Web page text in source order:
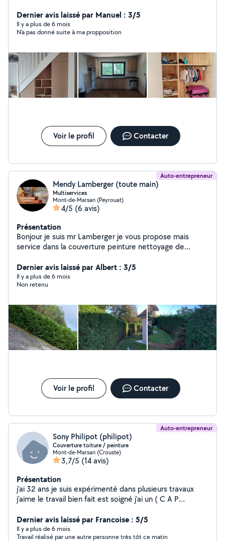
Dernier avis laissé par Manuel : 3/5
Il y a plus de 6 mois
N'a pas donné suite à ma propposition
Voir le profil Contacter
Auto-entrepreneur
Mendy Lamberger (toute main)
Multiservices
Mont-de-Marsan (Peyrouat)
4/5 (6 avis)
Présentation
Bonjour je suis mr Lamberger je vous propose mais
service dans la couverture peinture nettoyage de
24/24
Dernier avis laissé par Albert : 3/5
Il y a plus de 6 mois
Non retenu
Voir le profil Contacter
Auto-entrepreneur
Sony Philipot (philipot)
Couverture toiture / peinture
Mont-de-Marsan (Crouste)
3,7/5 (14 avis)
Présentation
j'ai 32 ans je suis expérimenté dans plusieurs travaux
j'aime le travail bien fait est soigné j'ai un ( C A P
Dernier avis laissé par Francoise : 5/5
Il y a plus de 6 mois
Travail réalisé par une autre personne très tôt ce matin